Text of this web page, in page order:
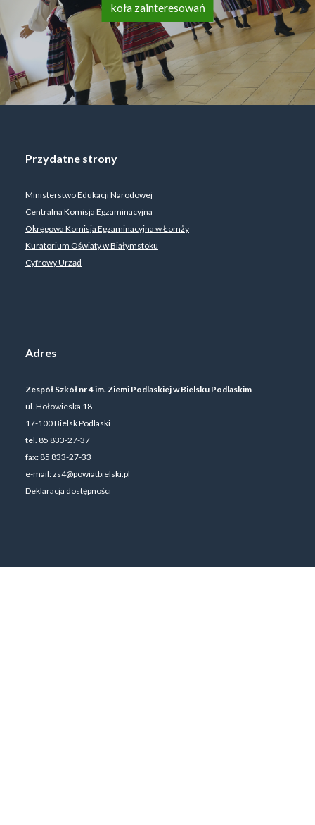
koła zainteresowań
Przydatne strony
Ministerstwo Edukacji Narodowej
Centralna Komisja Egzaminacyjna
Okręgowa Komisja Egzaminacyjna w Łomży
Kuratorium Oświaty w Białymstoku
Cyfrowy Urząd
Adres
Zespół Szkół nr 4 im. Ziemi Podlaskiej w Bielsku Podlaskim
ul. Hołowieska 18
17-100 Bielsk Podlaski
tel. 85 833-27-37
fax: 85 833-27-33
e-mail:zs4@powiatbielski.pl
Deklaracja dostępności